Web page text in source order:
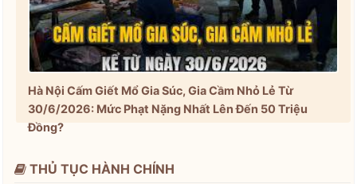
Hà Nội Cấm Giết Mổ Gia Súc, Gia Cầm Nhỏ Lẻ Từ
30/6/2026: Mức Phạt Nặng Nhất Lên Đến 50 Triệu
Đồng?
THỦ TỤC HÀNH CHÍNH